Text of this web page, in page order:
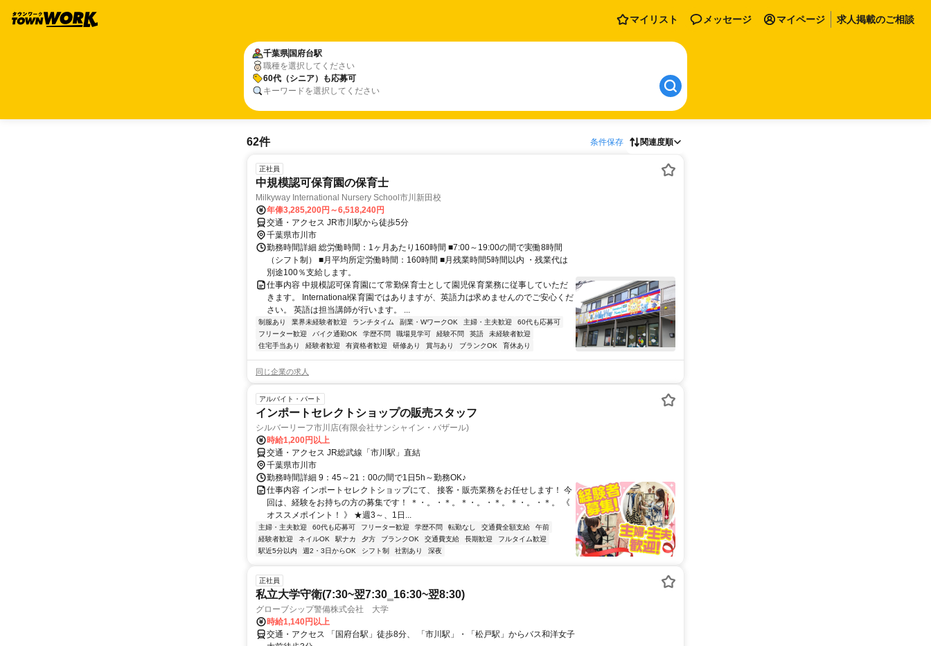
マイリスト メッセージ マイページ 求人掲載のご相談
千葉県 国府台駅
職種を選択してください
60代（シニア）も応募可
キーワードを選択してください
62件 条件保存 関連度順
正社員
中規模認可保育園の保育士
Milkyway International Nursery School市川新田校
年俸3,285,200円～6,518,240円
交通・アクセス JR市川駅から徒歩5分
千葉県市川市
勤務時間詳細 総労働時間：1ヶ月あたり160時間 ■7:00～19:00の間で実働8時間
（シフト制） ■月平均所定労働時間：160時間 ■月残業時間5時間以内 ・残業代は
別途100％支給します。
仕事内容 中規模認可保育園にて常勤保育士として園児保育業務に従事していただ
きます。 International保育園ではありますが、英語力は求めませんのでご安心くだ
さい。 英語は担当講師が行います。 ...
制服あり 業界未経験者歓迎 ランチタイム 副業・WワークOK 主婦・主夫歓迎
60代も応募可
フリーター歓迎
バイク通勤OK 学歴不問 職場見学可 経験不問 英語
未経験者歓迎
住宅手当あり
経験者歓迎 有資格者歓迎 研修あり 賞与あり ブランクOK 育休あり
同じ企業の求人
アルバイト・パート
インポートセレクトショップの販売スタッフ
シルバーリーフ市川店(有限会社サンシャイン・バザール)
時給1,200円以上
交通・アクセス JR総武線「市川駅」直結
千葉県市川市
勤務時間詳細 9：45～21：00の間で1日5h～勤務OK♪
仕事内容 インポートセレクトショップにて、 接客・販売業務をお任せします！ 今
回は、経験をお持ちの方の募集です！ ＊・。・＊。＊・。・＊。＊・。・＊。 《
オススメポイント！ 》 ★週3～、1日...
主婦・主夫歓迎 60代も応募可 フリーター歓迎 学歴不問 転勤なし 交通費全額支給
午前
経験者歓迎
ネイルOK 駅ナカ 夕方 ブランクOK 交通費支給 長期歓迎
フルタイム歓迎
駅近5分以内
週2・3日からOK シフト制 社割あり 深夜
正社員
私立大学守衛(7:30~翌7:30‗16:30~翌8:30)
グローブシップ警備株式会社 大学
時給1,140円以上
交通・アクセス 「国府台駅」徒歩8分、 「市川駅」・「松戸駅」からバス和洋女子